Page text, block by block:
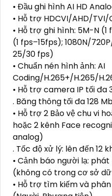
• Đầu ghi hình AI HD
• Hỗ trợ HDCVI/AHD/TVI/
• Hỗ trợ ghi hình: 5M-N
(1 fps–15fps); 1080N/
25/30 fps)
• Chuẩn nén hình ảnh: AI
Coding/H.265+/H.265/
• Hỗ trợ camera IP tối đa
. Băng thông tối đa 128
• Hỗ trợ 2 Bảo vệ chu vi
hoặc 2 kênh Face
analog)
. Tốc độ xử lý: lên đến 12
• Cảnh báo người lạ:
(không có trong cơ sở
• Hỗ trợ tìm kiếm và